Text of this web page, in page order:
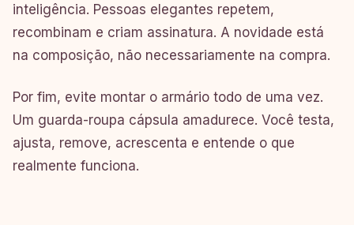
inteligência. Pessoas elegantes repetem,
recombinam e criam assinatura. A novidade está
na composição, não necessariamente na compra.
Por fim, evite montar o armário todo de uma vez.
Um guarda-roupa cápsula amadurece. Você testa,
ajusta, remove, acrescenta e entende o que
realmente funciona.